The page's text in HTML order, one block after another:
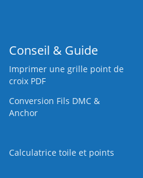
Conseil & Guide
Imprimer une grille point de
croix PDF
Conversion Fils DMC &
Anchor
Calculatrice toile et points